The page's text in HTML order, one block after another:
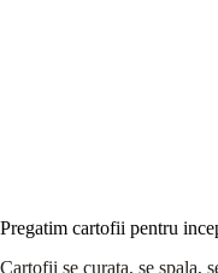
Pregatim cartofii pentru
Cartofii se curata, se spala,